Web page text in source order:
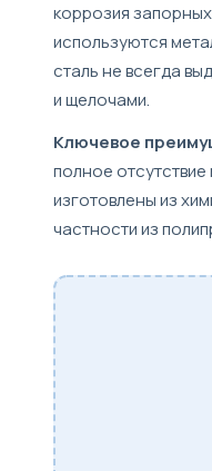
коррозия
используются
сталь не всегда
и щелочами.
Ключевое
полное
изготовлены из
частности из